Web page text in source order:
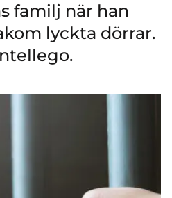
familj när han
lyckta dörrar.